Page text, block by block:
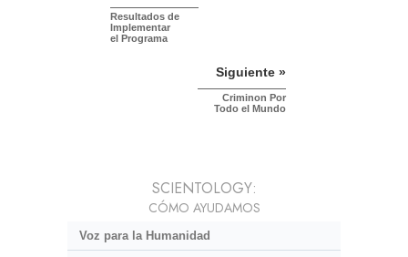
Resultados de
Implementar
el Programa
Siguiente »
Criminon Por
Todo el Mundo
SCIENTOLOGY:
CÓMO AYUDAMOS
Voz para la Humanidad